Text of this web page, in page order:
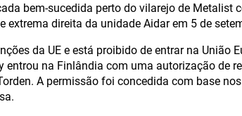
bem-sucedida perto do vilarejo de Metalist
extrema direita da unidade Aidar em 5 de
da UE e está proibido de entrar na União
entrou na Finlândia com uma autorização de
A permissão foi concedida com base